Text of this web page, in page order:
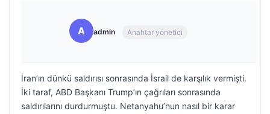
A admin Anahtar yönetici
İran’ın dünkü saldırısı sonrasında İsrail de karşılık vermişti.
İki taraf, ABD Başkanı Trump’ın çağrıları sonrasında
saldırılarını durdurmuştu. Netanyahu’nun nasıl bir karar